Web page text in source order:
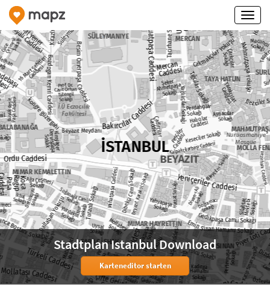
Stadtplan Istanbul Download
Karteneditor starten